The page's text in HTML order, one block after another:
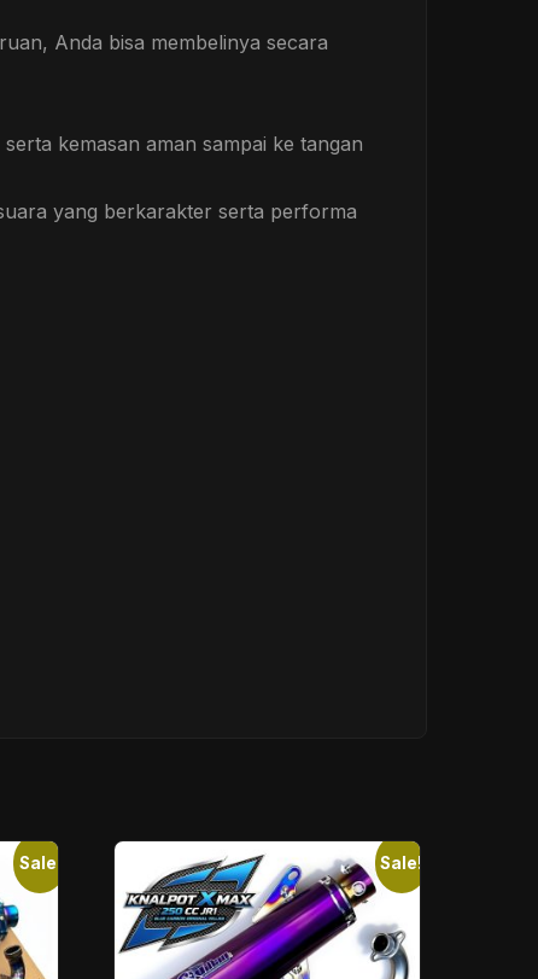
Anda bisa membelinya secara
kemasan aman sampai ke tangan
yang berkarakter serta performa
Sale! Sale!